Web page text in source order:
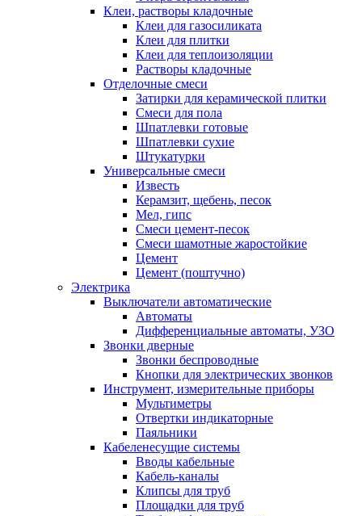
Клеи, растворы кладочные
Клеи для газосиликата
Клеи для плитки
Клеи для теплоизоляции
Растворы кладочные
Отделочные смеси
Затирки для керамической плитки
Смеси для пола
Шпатлевки готовые
Шпатлевки сухие
Штукатурки
Универсальные смеси
Известь
Керамзит, щебень, песок
Мел, гипс
Смеси цемент-песок
Смеси шамотные жаростойкие
Цемент
Цемент (поштучно)
Электрика
Выключатели автоматические
Автоматы
Дифференциальные автоматы, УЗО
Звонки дверные
Звонки беспроводные
Кнопки для электрических звонков
Инструмент, измерительные приборы
Мультиметры
Отвертки индикаторные
Паяльники
Кабеленесущие системы
Вводы кабельные
Кабель-каналы
Клипсы для труб
Площадки для труб